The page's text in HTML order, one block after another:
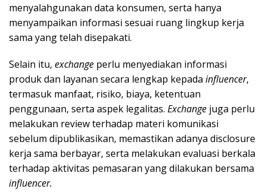
menyalahgunakan data konsumen, serta hanya
menyampaikan informasi sesuai ruang lingkup kerja
sama yang telah disepakati.
Selain itu, exchange perlu menyediakan informasi
produk dan layanan secara lengkap kepada influencer,
termasuk manfaat, risiko, biaya, ketentuan
penggunaan, serta aspek legalitas. Exchange juga perlu
melakukan review terhadap materi komunikasi
sebelum dipublikasikan, memastikan adanya disclosure
kerja sama berbayar, serta melakukan evaluasi berkala
terhadap aktivitas pemasaran yang dilakukan bersama
influencer.